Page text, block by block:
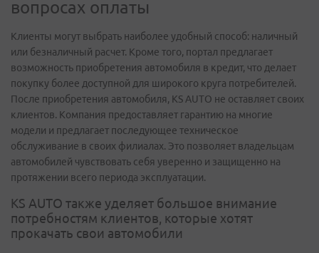
вопросах оплаты
Клиенты могут выбрать наиболее удобный способ: наличный
или безналичный расчет. Кроме того, портал предлагает
возможность приобретения автомобиля в кредит, что делает
покупку более доступной для широкого круга потребителей.
После приобретения автомобиля, KS AUTO не оставляет своих
клиентов. Компания предоставляет гарантию на многие
модели и предлагает последующее техническое
обслуживание в своих филиалах. Это позволяет владельцам
автомобилей чувствовать себя уверенно и защищенно на
протяжении всего периода эксплуатации.
KS AUTO также уделяет большое внимание
потребностям клиентов, которые хотят
прокачать свои автомобили